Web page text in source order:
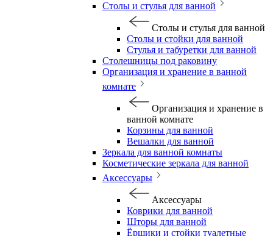
Столы и стулья для ванной
Столы и стулья для ванной
Столы и стойки для ванной
Стулья и табуретки для ванной
Столешницы под раковину
Организация и хранение в ванной
комнате
Организация и хранение в
ванной комнате
Корзины для ванной
Вешалки для ванной
Зеркала для ванной комнаты
Косметические зеркала для ванной
Аксессуары
Аксессуары
Коврики для ванной
Шторы для ванной
Ёршики и стойки туалетные